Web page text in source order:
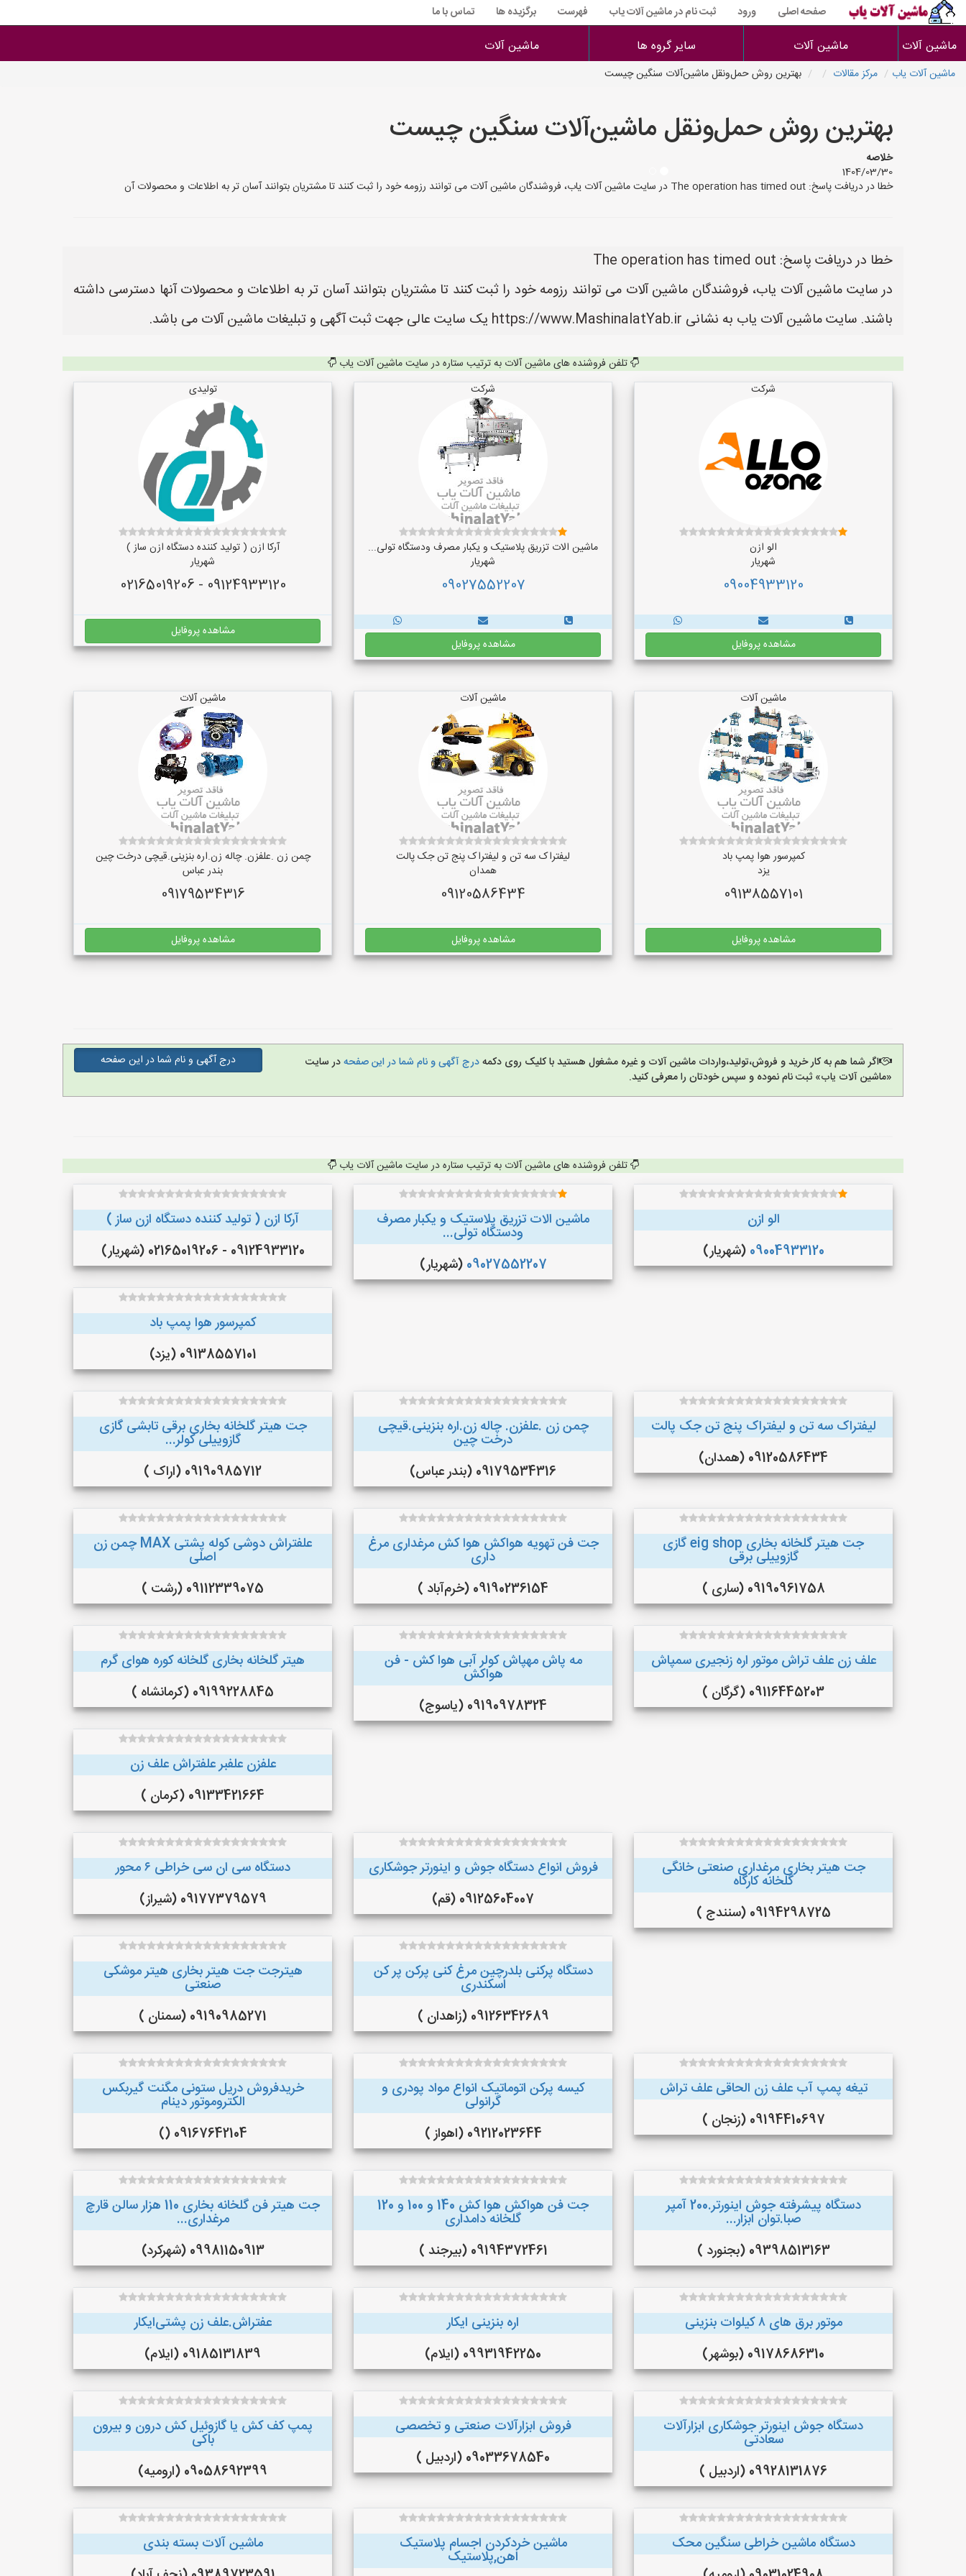
صفحه اصلی ورود ثبت نام در ماشین آلات یاب فهرست برگزیده ها تماس با ما
ماشین آلات ماشین آلات سایر گروه ها ماشین آلات
ماشین آلات یاب مرکز مقالات بهترین روش حمل‌ونقل ماشین‌آلات سنگین چیست
بهترین روش حمل‌ونقل ماشین‌آلات سنگین چیست
خلاصه
1404/03/30
خطا در دریافت پاسخ: The operation has timed out در سایت ماشین آلات یاب، فروشندگان ماشین آلات می توانند رزومه خود را ثبت کنند تا مشتریان بتوانند آسان تر به اطلاعات و محصولات آن
خطا در دریافت پاسخ: The operation has timed out
در سایت ماشین آلات یاب، فروشندگان ماشین آلات می توانند رزومه خود را ثبت کنند تا مشتریان بتوانند آسان تر به اطلاعات و محصولات آنها دسترسی داشته
باشند. سایت ماشین آلات یاب به نشانی https://www.MashinalatYab.ir یک سایت عالی جهت ثبت آگهی و تبلیغات ماشین آلات می باشد.
تلفن فروشنده های ماشین آلات به ترتیب ستاره در سایت ماشین آلات یاب
شرکت
الو ازن
شهریار
09004933120
مشاهده پروفایل
شرکت
ماشین الات تزریق پلاستیک و یکبار مصرف ودستگاه تولی...
شهریار
09027552207
مشاهده پروفایل
تولیدی
آرکا ازن ( تولید کننده دستگاه ازن ساز )
شهریار
09124933120 - 02165019206
مشاهده پروفایل
ماشین آلات
کمپرسور هوا پمپ باد
یزد
09138557101
مشاهده پروفایل
ماشین آلات
لیفتراک سه تن و لیفتراک پنج تن جک پالت
همدان
09120586434
مشاهده پروفایل
ماشین آلات
چمن زن .علفزن. چاله زن.اره بنزینی.قیچی درخت چین
بندر عباس
09179534316
مشاهده پروفایل
اگر شما هم به کار خرید و فروش،تولید،واردات ماشین آلات و غیره مشغول هستید با کلیک روی دکمهدرج آگهی و نام شما در این صفحهدر سایت
«ماشین آلات یاب» ثبت نام نموده و سپس خودتان را معرفی کنید.
درج آگهی و نام شما در این صفحه
تلفن فروشنده های ماشین آلات به ترتیب ستاره در سایت ماشین آلات یاب
الو ازن
09004933120 (شهریار)
ماشین الات تزریق پلاستیک و یکبار مصرف
ودستگاه تولی...
09027552207 (شهریار)
آرکا ازن ( تولید کننده دستگاه ازن ساز )
09124933120 - 02165019206 (شهریار)
کمپرسور هوا پمپ باد
09138557101 (یزد)
لیفتراک سه تن و لیفتراک پنج تن جک پالت
09120586434 (همدان)
چمن زن .علفزن. چاله زن.اره بنزینی.قیچی
درخت چین
09179534316 (بندر عباس)
جت هیتر گلخانه بخاری برقی تابشی گازی
گازوییلی کولر...
09190985712 (اراک )
جت هیتر گلخانه بخاری eig shop گازی
گازوییلی برقی
09190961758 (ساری )
جت فن تهویه هواکش هوا کش مرغداری مرغ
داری
09190236154 (خرم‌آباد )
علفتراش دوشی کوله پشتی MAX چمن زن
اصلی
09112339075 (رشت )
علف زن علف تراش موتور اره زنجیری سمپاش
09116445203 (گرگان )
مه پاش مهپاش کولر آبی هوا کش - فن
هواکش
09190978324 (یاسوج)
هیتر گلخانه بخاری گلخانه کوره هوای گرم
09199228845 (کرمانشاه )
علفزن علفبر علفتراش علف زن
09133421664 (کرمان )
جت هیتر بخاری مرغداری صنعتی خانگی
گلخانه کارگاه
09194298725 (سنندج )
فروش انواع دستگاه جوش و اینورتر جوشکاری
09125604007 (قم)
دستگاه سی ان سی خراطی ۶ محور
09177379579 (شیراز)
دستگاه پرکنی بلدرچین مرغ کنی پرکن پر کن
اسکندری
09126342689 (زاهدان )
هیترجت جت هیتر بخاری هیتر موشکی
صنعتی
09190985271 (سمنان )
تیغه پمپ آب علف زن الحاقی علف تراش
09194410697 (زنجان )
کیسه پرکن اتوماتیک انواع مواد پودری و
گرانولی
09212023644 (اهواز )
خریدفروش دریل ستونی مگنت گیربکس
الکتروموتور دینام
09167642104 ()
دستگاه پیشرفته جوش اینورتر.200 آمپر
صبا.توان ابزار...
09398513163 (بجنورد )
جت فن هواکش هوا کش 140 و 100 و 120
گلخانه دامداری
09194372461 (بیرجند )
جت هیتر فن گلخانه بخاری 110 هزار سالن قارچ
مرغداری...
09981150913 (شهرکرد)
موتور برق های ٨ کیلوات بنزینی
09178686310 (بوشهر)
اره بنزینی ایکار
09931942250 (ایلام)
عفتراش.علف زن پشتی‌ایکار
09185131839 (ایلام)
دستگاه جوش اینورتر جوشکاری ابزارآلات
سعادتی
09928131876 (اردبیل )
فروش ابزارآلات صنعتی و تخصصی
09033678540 (اردبیل )
پمپ کف کش یا گازوئیل کش درون و بیرون
باکی
09058692399 (ارومیه)
دستگاه ماشین خراطی سنگین محک
ماشین خردکردن اجسام پلاستیک
اهن,پلاستیک
ماشین آلات بسته بندی